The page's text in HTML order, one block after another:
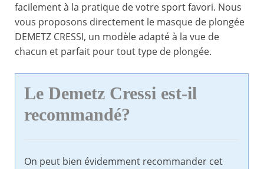
facilement à la pratique de votre sport favori. Nous
vous proposons directement le masque de plongée
DEMETZ CRESSI, un modèle adapté à la vue de
chacun et parfait pour tout type de plongée.
Le Demetz Cressi est-il
recommandé?
On peut bien évidemment recommander cet